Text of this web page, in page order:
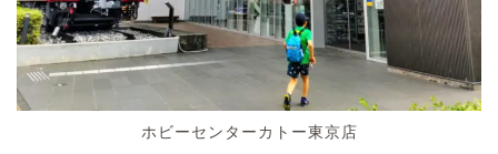
ホビーセンターカトー東京店